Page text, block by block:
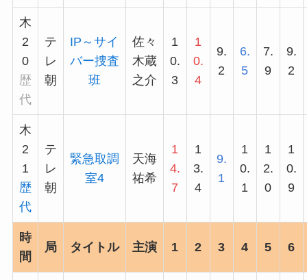
木
2
0
歴
代
テ
レ
朝
IP～サイ
バー捜査
班
佐々
木蔵
之介
1
0.
3
1
0.
4
9.
2
6.
5
7.
9
9.
2
木
2
1
歴
代
テ
レ
朝
緊急取調
室4
天海
祐希
1
4.
7
1
3.
4
9.
1
1
0.
1
1
2.
0
1
0.
9
時
間
局 タイトル 主演 1 2 3 4 5 6